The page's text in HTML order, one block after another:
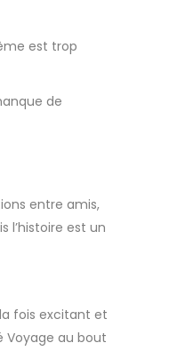
est trop
de
entre amis,
l’histoire est un
fois excitant et
Voyage au bout